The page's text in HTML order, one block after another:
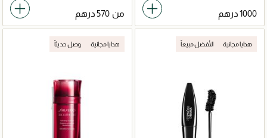
من
هدايا مجانية الأفضل مبيعاً هدايا مجانية وصل حديثاً